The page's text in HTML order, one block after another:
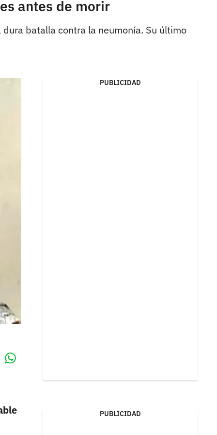
antes de morir
batalla contra la neumonía. Su último
PUBLICIDAD
PUBLICIDAD